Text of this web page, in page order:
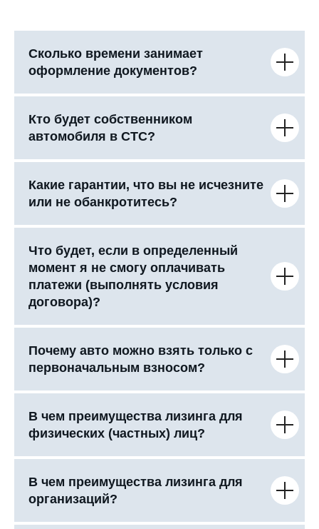
Сколько времени занимает
оформление документов?
Кто будет собственником
автомобиля в СТС?
Какие гарантии, что вы не исчезните
или не обанкротитесь?
Что будет, если в определенный
момент я не смогу оплачивать
платежи (выполнять условия
договора)?
Почему авто можно взять только с
первоначальным взносом?
В чем преимущества лизинга для
физических (частных) лиц?
В чем преимущества лизинга для
организаций?